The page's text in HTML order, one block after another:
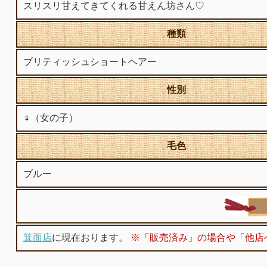
スリスリ甘えてきてくれる甘えん坊さん♡
種類
ブリティッシュショートヘアー
性別
♀（女の子）
毛色
ブルー
箕面店に現在おります。 ※「販売済み」の場合や「他店